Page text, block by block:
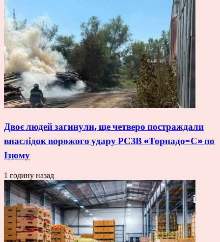
Двоє людей загинули, ще четверо постраждали
внаслідок ворожого удару РСЗВ «Торнадо-С» по
Ізюму
1 годину назад